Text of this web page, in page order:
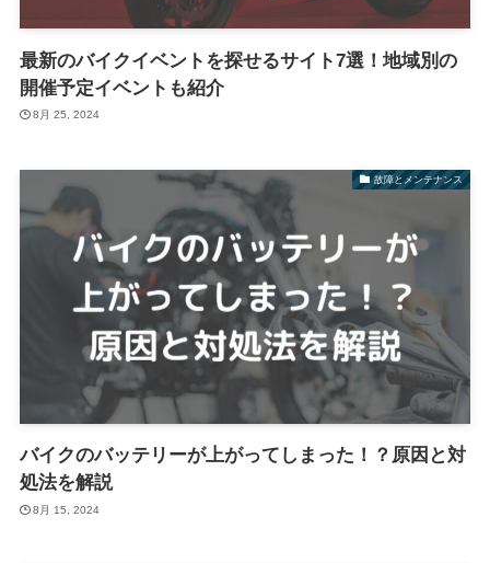
最新のバイクイベントを探せるサイト7選！地域別の
開催予定イベントも紹介
8月 25, 2024
故障とメンテナンス
バイクのバッテリーが上がってしまった！？原因と対
処法を解説
8月 15, 2024